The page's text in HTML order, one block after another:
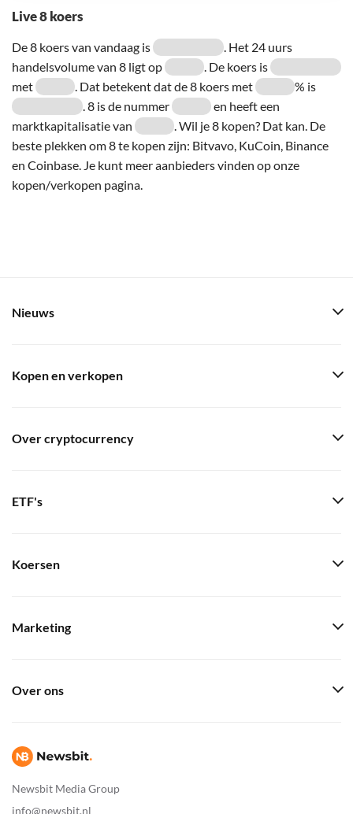
Live 8 koers
De 8 koers van vandaag is
. Het 24 uurs
handelsvolume van 8 ligt op
. De koers is
met
. Dat betekent dat de 8 koers met
% is
. 8 is de nummer
en heeft een
marktkapitalisatie van
. Wil je 8 kopen? Dat kan. De
beste plekken om 8 te kopen zijn: Bitvavo, KuCoin, Binance
en Coinbase. Je kunt meer aanbieders vinden op onze
kopen/verkopen pagina.
Newsbit Media Group
info@newsbit.nl
Nieuws
Kopen en verkopen
Over cryptocurrency
ETF's
Koersen
Marketing
Over ons